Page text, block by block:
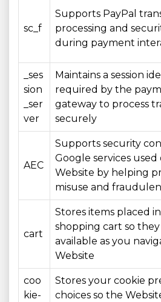
sc_f
Supports PayPal
processing and
during payment
_ses
sion
_ser
ver
Maintains a session
required by the
gateway to process
securely
AEC
Supports security
Google services used
Website by helping
misuse and
cart
Stores items placed
shopping cart so
available as you
Website
coo
kie-
Stores your cookie
choices so the